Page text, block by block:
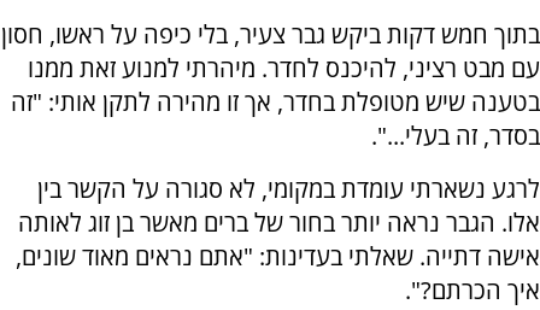
בתוך חמש דקות ביקש גבר צעיר, בלי כיפה על ראשו, חסון
עם מבט רציני, להיכנס לחדר. מיהרתי למנוע זאת ממנו
בטענה שיש מטופלת בחדר, אך זו מהירה לתקן אותי: "זה
בסדר, זה בעלי...".
לרגע נשארתי עומדת במקומי, לא סגורה על הקשר בין
אלו. הגבר נראה יותר בחור של ברים מאשר בן זוג לאותה
אישה דתייה. שאלתי בעדינות: "אתם נראים מאוד שונים,
איך הכרתם?".